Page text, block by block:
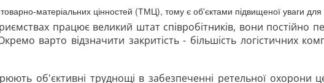
товарно-матеріальних цінностей (ТМЦ), тому є об'єктами підвищеної уваги
працює великий штат співробітників, вони постійно
варто відзначити закритість - більшість логістичних
об'єктивні труднощі в забезпеченні ретельної охорони